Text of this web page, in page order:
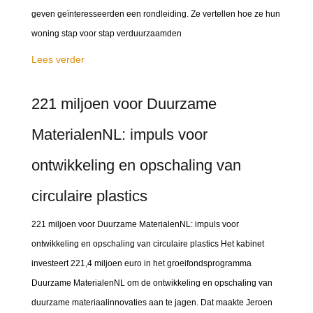
geven geïnteresseerden een rondleiding. Ze vertellen hoe ze hun
woning stap voor stap verduurzaamden
Lees verder
221 miljoen voor Duurzame
MaterialenNL: impuls voor
ontwikkeling en opschaling van
circulaire plastics
221 miljoen voor Duurzame MaterialenNL: impuls voor
ontwikkeling en opschaling van circulaire plastics Het kabinet
investeert 221,4 miljoen euro in het groeifondsprogramma
Duurzame MaterialenNL om de ontwikkeling en opschaling van
duurzame materiaalinnovaties aan te jagen. Dat maakte Jeroen